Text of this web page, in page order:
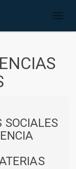
SOCIALES